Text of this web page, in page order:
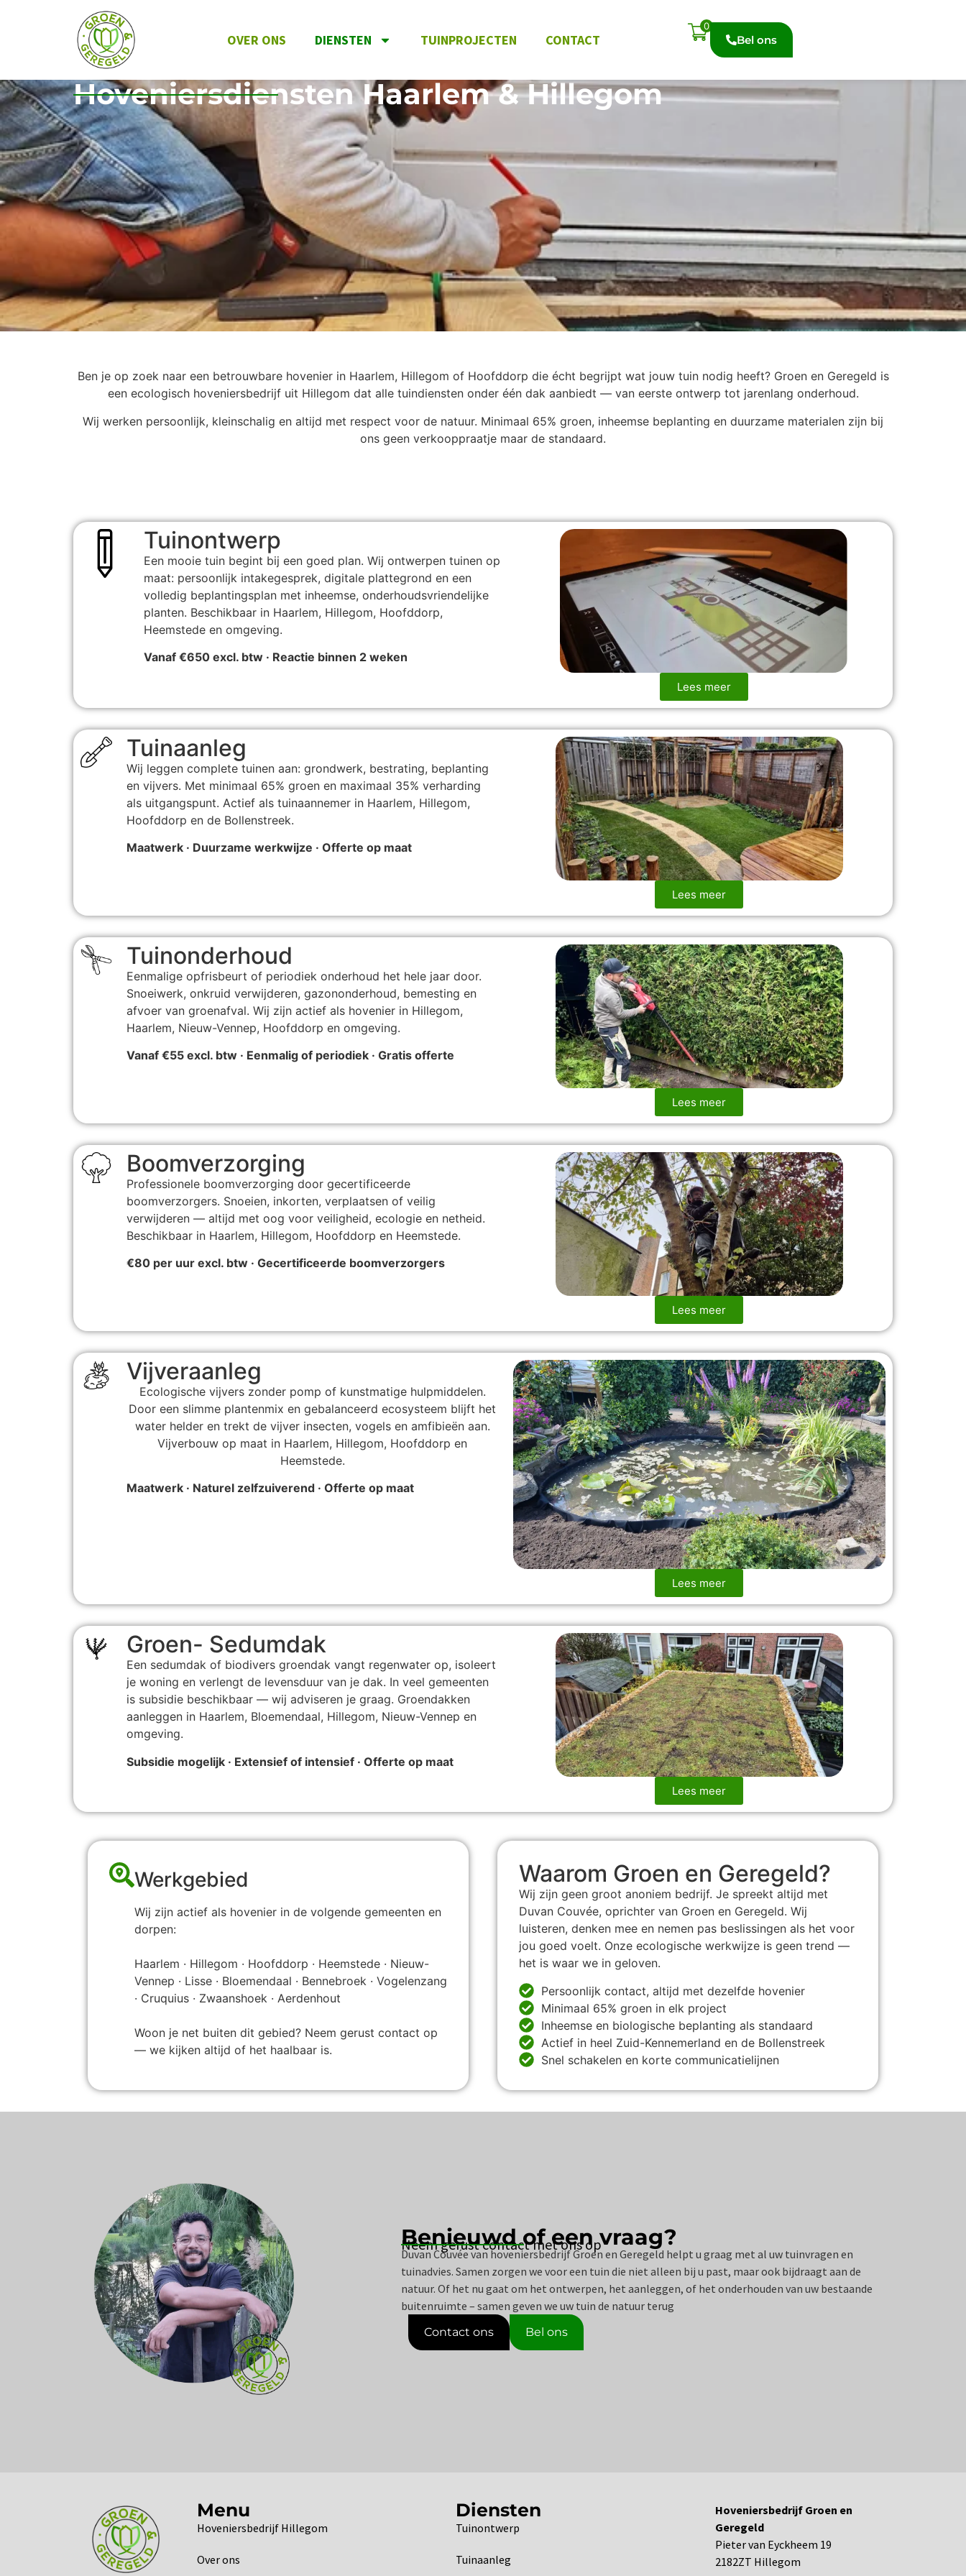
OVER ONS DIENSTEN TUINPROJECTEN CONTACT
0
Bel ons
Hoveniersdiensten Haarlem & Hillegom
Ben je op zoek naar een betrouwbare hovenier in Haarlem, Hillegom of Hoofddorp die écht begrijpt wat jouw tuin nodig heeft? Groen en Geregeld is
een ecologisch hoveniersbedrijf uit Hillegom dat alle tuindiensten onder één dak aanbiedt — van eerste ontwerp tot jarenlang onderhoud.
Wij werken persoonlijk, kleinschalig en altijd met respect voor de natuur. Minimaal 65% groen, inheemse beplanting en duurzame materialen zijn bij
ons geen verkooppraatje maar de standaard.
Tuinontwerp
Een mooie tuin begint bij een goed plan. Wij ontwerpen tuinen op
maat: persoonlijk intakegesprek, digitale plattegrond en een
volledig beplantingsplan met inheemse, onderhoudsvriendelijke
planten. Beschikbaar in Haarlem, Hillegom, Hoofddorp,
Heemstede en omgeving.
Vanaf €650 excl. btw · Reactie binnen 2 weken
Lees meer
Tuinaanleg
Wij leggen complete tuinen aan: grondwerk, bestrating, beplanting
en vijvers. Met minimaal 65% groen en maximaal 35% verharding
als uitgangspunt. Actief als tuinaannemer in Haarlem, Hillegom,
Hoofddorp en de Bollenstreek.
Maatwerk · Duurzame werkwijze · Offerte op maat
Lees meer
Tuinonderhoud
Eenmalige opfrisbeurt of periodiek onderhoud het hele jaar door.
Snoeiwerk, onkruid verwijderen, gazononderhoud, bemesting en
afvoer van groenafval. Wij zijn actief als hovenier in Hillegom,
Haarlem, Nieuw-Vennep, Hoofddorp en omgeving.
Vanaf €55 excl. btw · Eenmalig of periodiek · Gratis offerte
Lees meer
Boomverzorging
Professionele boomverzorging door gecertificeerde
boomverzorgers. Snoeien, inkorten, verplaatsen of veilig
verwijderen — altijd met oog voor veiligheid, ecologie en netheid.
Beschikbaar in Haarlem, Hillegom, Hoofddorp en Heemstede.
€80 per uur excl. btw · Gecertificeerde boomverzorgers
Lees meer
Vijveraanleg
Ecologische vijvers zonder pomp of kunstmatige hulpmiddelen.
Door een slimme plantenmix en gebalanceerd ecosysteem blijft het
water helder en trekt de vijver insecten, vogels en amfibieën aan.
Vijverbouw op maat in Haarlem, Hillegom, Hoofddorp en
Heemstede.
Maatwerk · Naturel zelfzuiverend · Offerte op maat
Lees meer
Groen- Sedumdak
Een sedumdak of biodivers groendak vangt regenwater op, isoleert
je woning en verlengt de levensduur van je dak. In veel gemeenten
is subsidie beschikbaar — wij adviseren je graag. Groendakken
aanleggen in Haarlem, Bloemendaal, Hillegom, Nieuw-Vennep en
omgeving.
Subsidie mogelijk · Extensief of intensief · Offerte op maat
Lees meer
Werkgebied
Wij zijn actief als hovenier in de volgende gemeenten en
dorpen:
Haarlem · Hillegom · Hoofddorp · Heemstede · Nieuw-
Vennep · Lisse · Bloemendaal · Bennebroek · Vogelenzang
· Cruquius · Zwaanshoek · Aerdenhout
Woon je net buiten dit gebied? Neem gerust contact op
— we kijken altijd of het haalbaar is.
Waarom Groen en Geregeld?
Wij zijn geen groot anoniem bedrijf. Je spreekt altijd met
Duvan Couvée, oprichter van Groen en Geregeld. Wij
luisteren, denken mee en nemen pas beslissingen als het voor
jou goed voelt. Onze ecologische werkwijze is geen trend —
het is waar we in geloven.
Persoonlijk contact, altijd met dezelfde hovenier
Minimaal 65% groen in elk project
Inheemse en biologische beplanting als standaard
Actief in heel Zuid-Kennemerland en de Bollenstreek
Snel schakelen en korte communicatielijnen
Benieuwd of een vraag?
Neem gerust contact met ons op
Duvan Couvée van hoveniersbedrijf Groen en Geregeld helpt u graag met al uw tuinvragen en
tuinadvies. Samen zorgen we voor een tuin die niet alleen bij u past, maar ook bijdraagt aan de
natuur. Of het nu gaat om het ontwerpen, het aanleggen, of het onderhouden van uw bestaande
buitenruimte – samen geven we uw tuin de natuur terug
Contact ons Bel ons
Menu
Hoveniersbedrijf Hillegom
Over ons
Diensten
Tuinontwerp
Tuinaanleg
Hoveniersbedrijf Groen en
Geregeld
Pieter van Eyckheem 19
2182ZT Hillegom